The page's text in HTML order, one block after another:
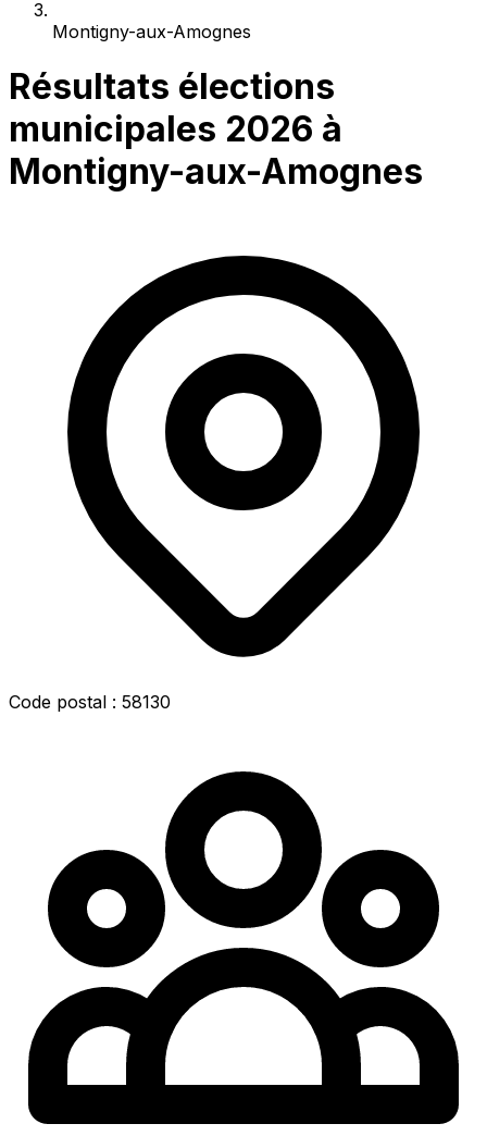
Montigny-aux-Amognes
Résultats élections
municipales 2026 à
Montigny-aux-Amognes
Code postal : 58130